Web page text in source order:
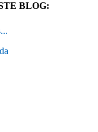
BLOG: